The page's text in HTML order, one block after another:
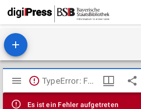
Mirador
Viewer
TypeError: Failed to fetch
Es ist ein Fehler aufgetreten